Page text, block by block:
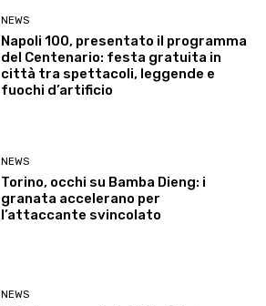
NEWS
Napoli 100, presentato il programma
del Centenario: festa gratuita in
città tra spettacoli, leggende e
fuochi d’artificio
NEWS
Torino, occhi su Bamba Dieng: i
granata accelerano per
l’attaccante svincolato
NEWS